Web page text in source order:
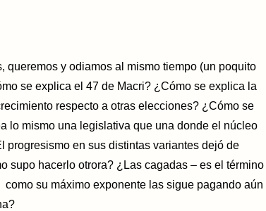
queremos y odiamos al mismo tiempo (un poquito
se explica el 47 de Macri? ¿Cómo se explica la
respecto a otras elecciones? ¿Cómo se
lo mismo una legislativa que una donde el núcleo
progresismo en sus distintas variantes dejó de
supo hacerlo otrora? ¿Las cagadas – es el término
su máximo exponente las sigue pagando aún